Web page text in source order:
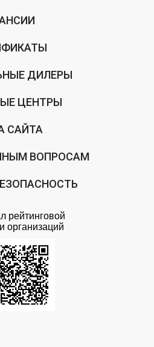
ДИЛЕРЫ
ЦЕНТРЫ
САЙТА
ВОПРОСАМ
рейтинговой
организаций